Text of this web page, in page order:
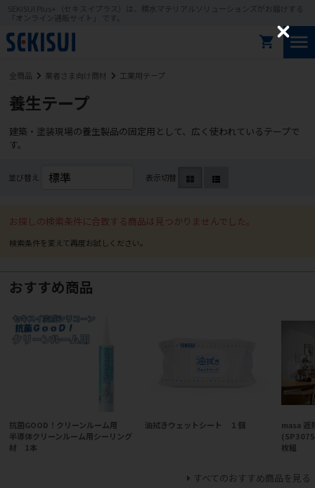
SEKISUI Plus+（セキスイプラス）は、積水マテリアルソリューションズがお届けする
「オンライン通販サイト」 です。
全商品 業者さま向け商材 工業用テープ
養生テープ
建築・塗装現場の養生製品の固定用として、広く使われているテープで
す。
並び替え 表示切替
お探しの検索条件に合致する商品は見つかりませんでした。
おすすめ商品
抗菌GOOD！クリーンルーム用
半導体クリーンルーム用シーリング
材 1本
油拭きウェットシート １個
masa 遮
枚組
すべてのおすすめ商品を見る
C